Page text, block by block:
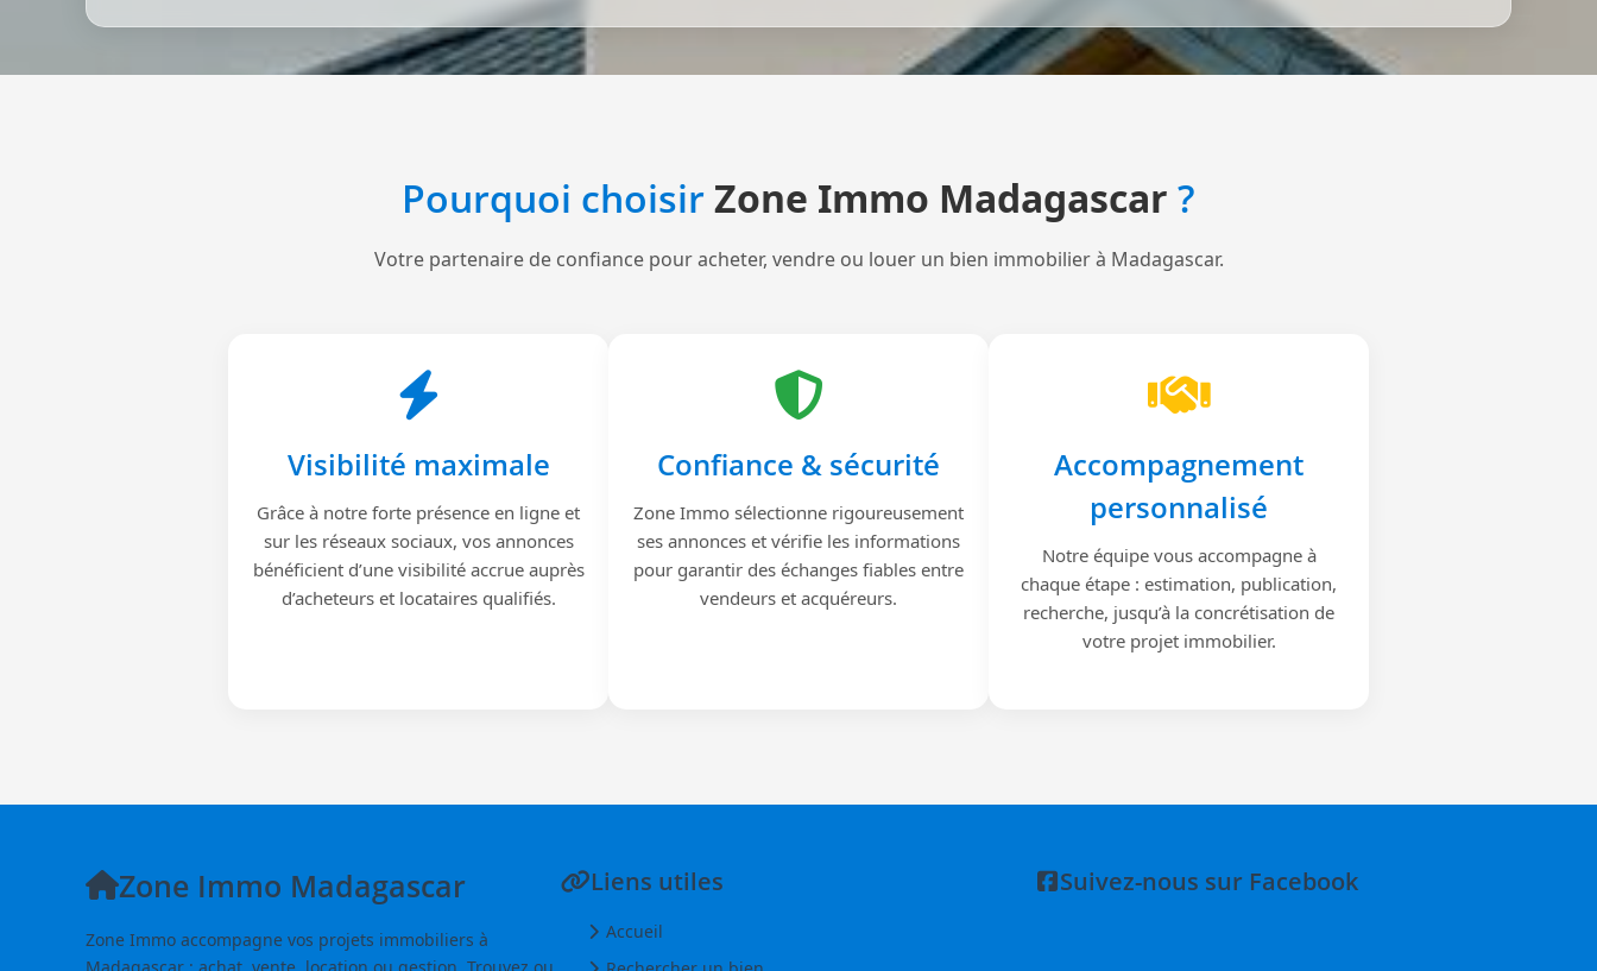
Pourquoi choisirZone Immo Madagascar ?
Votre partenaire de confiance pour acheter, vendre ou louer un bien immobilier à Madagascar.
Visibilité maximale
Grâce à notre forte présence en ligne et
sur les réseaux sociaux, vos annonces
bénéficient d’une visibilité accrue auprès
d’acheteurs et locataires qualifiés.
Confiance & sécurité
Zone Immo sélectionne rigoureusement
ses annonces et vérifie les informations
pour garantir des échanges fiables entre
vendeurs et acquéreurs.
Accompagnement
personnalisé
Notre équipe vous accompagne à
chaque étape : estimation, publication,
recherche, jusqu’à la concrétisation de
votre projet immobilier.
Zone Immo Madagascar
Zone Immo accompagne vos projets immobiliers à
Liens utiles
Accueil
Suivez-nous sur Facebook